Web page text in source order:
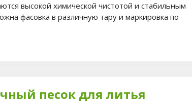
высокой химической чистотой и стабильным
фасовка в различную тару и маркировка по
песок для литья